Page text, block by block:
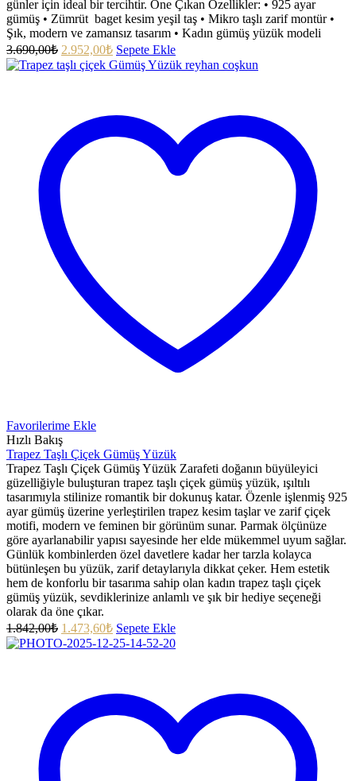
günler için ideal bir tercihtir. Öne Çıkan Özellikler: • 925 ayar
gümüş • Zümrüt baget kesim yeşil taş • Mikro taşlı zarif montür •
Şık, modern ve zamansız tasarım • Kadın gümüş yüzük modeli
3.690,00₺ 2.952,00₺ Sepete Ekle
Favorilerime Ekle
Hızlı Bakış
Trapez Taşlı Çiçek Gümüş Yüzük
Trapez Taşlı Çiçek Gümüş Yüzük Zarafeti doğanın büyüleyici
güzelliğiyle buluşturan trapez taşlı çiçek gümüş yüzük, ışıltılı
tasarımıyla stilinize romantik bir dokunuş katar. Özenle işlenmiş 925
ayar gümüş üzerine yerleştirilen trapez kesim taşlar ve zarif çiçek
motifi, modern ve feminen bir görünüm sunar. Parmak ölçünüze
göre ayarlanabilir yapısı sayesinde her elde mükemmel uyum sağlar.
Günlük kombinlerden özel davetlere kadar her tarzla kolayca
bütünleşen bu yüzük, zarif detaylarıyla dikkat çeker. Hem estetik
hem de konforlu bir tasarıma sahip olan kadın trapez taşlı çiçek
gümüş yüzük, sevdiklerinize anlamlı ve şık bir hediye seçeneği
olarak da öne çıkar.
1.842,00₺ 1.473,60₺ Sepete Ekle